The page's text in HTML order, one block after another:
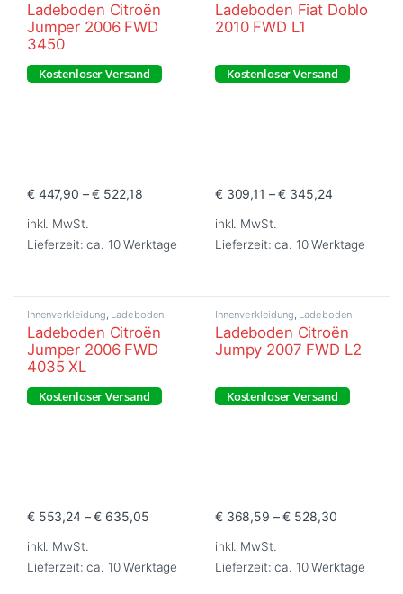
Ladeboden Citroën
Jumper 2006 FWD
3450
Kostenloser Versand
€447,90 –€ 522,18
Dieses Produkt weist mehrere Varianten auf. Die Optionen
inkl. MwSt.
Lieferzeit:ca. 10 Werktage
Ladeboden Fiat Doblo
2010 FWD L1
Kostenloser Versand
€309,11 –€ 345,24
Dieses Produkt weist mehrere
inkl. MwSt.
Lieferzeit:ca. 10 Werktage
Innenverkleidung Ladeboden
Ladeboden Citroën
Jumper 2006 FWD
4035 XL
Kostenloser Versand
€553,24–€ 635,05
Dieses Produkt weist mehrere Varianten auf. Die Optionen
inkl. MwSt.
Lieferzeit:ca. 10 Werktage
Innenverkleidung Ladeboden
Ladeboden Citroën
Jumpy 2007 FWD L2
Kostenloser Versand
€368,59 –€ 528,30
Dieses Produkt weist mehrere
inkl. MwSt.
Lieferzeit:ca. 10 Werktage